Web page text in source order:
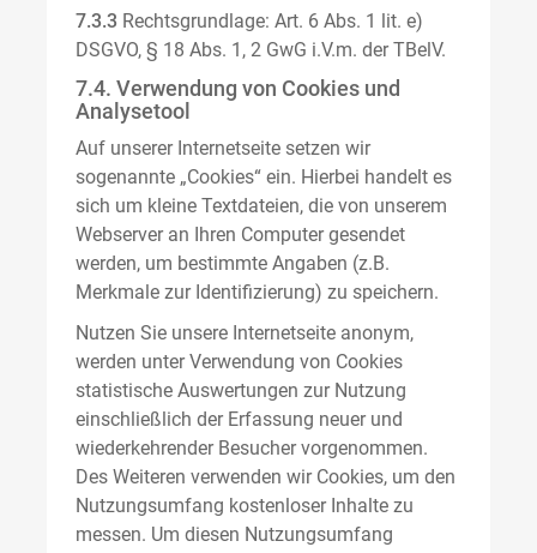
7.3.3 Rechtsgrundlage: Art. 6 Abs. 1 lit. e)
DSGVO, § 18 Abs. 1, 2 GwG i.V.m. der TBelV.
7.4. Verwendung von Cookies und
Analysetool
Auf unserer Internetseite setzen wir
sogenannte „Cookies“ ein. Hierbei handelt es
sich um kleine Textdateien, die von unserem
Webserver an Ihren Computer gesendet
werden, um bestimmte Angaben (z.B.
Merkmale zur Identifizierung) zu speichern.
Nutzen Sie unsere Internetseite anonym,
werden unter Verwendung von Cookies
statistische Auswertungen zur Nutzung
einschließlich der Erfassung neuer und
wiederkehrender Besucher vorgenommen.
Des Weiteren verwenden wir Cookies, um den
Nutzungsumfang kostenloser Inhalte zu
messen. Um diesen Nutzungsumfang